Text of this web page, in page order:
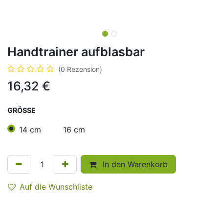
Handtrainer aufblasbar
(0 Rezension)
16,32 €
GRÖSSE
14 cm 16 cm
In den Warenkorb
Auf die Wunschliste